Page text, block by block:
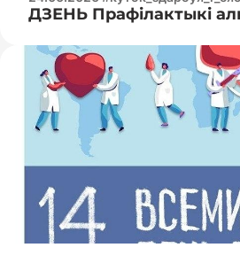
ДЗЕНЬ Прафілактыкі